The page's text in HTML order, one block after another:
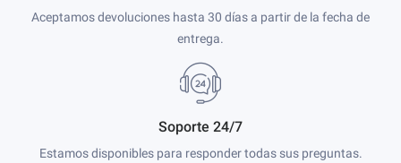
Aceptamos devoluciones hasta 30 días a partir de la fecha de
entrega.
Soporte 24/7
Estamos disponibles para responder todas sus preguntas.